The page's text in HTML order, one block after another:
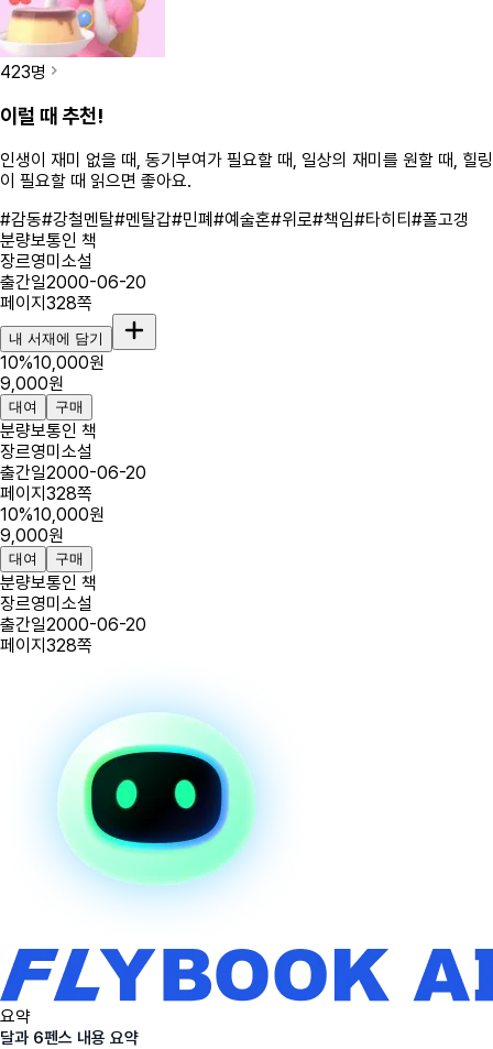
423명
이럴 때 추천!
인생이 재미 없을 때, 동기부여가 필요할 때, 일상의 재미를 원할 때, 힐링
이 필요할 때 읽으면 좋아요.
#감동#강철멘탈#멘탈갑#민폐#예술혼#위로#책임#타히티#폴고갱
분량보통인 책
장르영미소설
출간일2000-06-20
페이지328쪽
내 서재에 담기
10%10,000원
9,000원
대여 구매
분량보통인 책
장르영미소설
출간일2000-06-20
페이지328쪽
10%10,000원
9,000원
대여 구매
분량보통인 책
장르영미소설
출간일2000-06-20
페이지328쪽
요약
달과 6펜스 내용 요약